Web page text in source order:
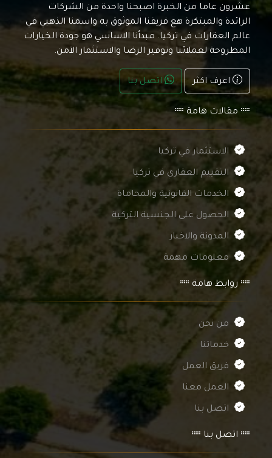
عشرون عاما من الخبرة اصبحنا واحدة من الشركات
الرائدة والمبتكرة هع فريقنا الموثوق به واسمنا الذهبي في
عالم العقارات في تركيا. مبدأنا الاساسي هو جودة الخيارات
المطروحة لعملائنا وتوفير الرضا والاستثمار الآمن.
اعرف اكثر اتصل بنا
مقالات هامة
الاستثمار في تركيا
التقييم العقاري في تركيا
الخدمات القانونية والمحاماة
الحصول على الجنسية التركية
المدونة والاخبار
معلومات مهمة
روابط هامة
من نحن
خدماتنا
فريق العمل
العمل معنا
اتصل بنا
اتصل بنا